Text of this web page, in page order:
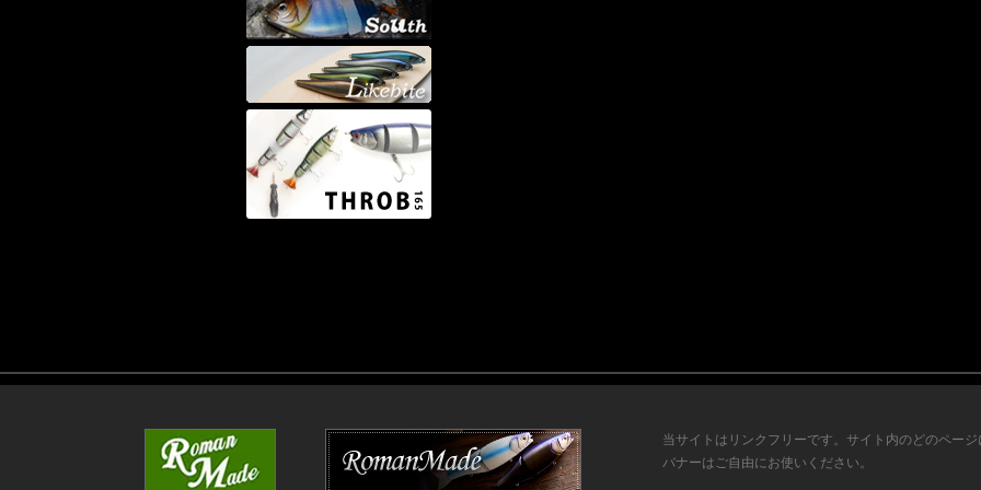
当サイトはリンクフリーです。サイト内のどのペー
バナーはご自由にお使いください。